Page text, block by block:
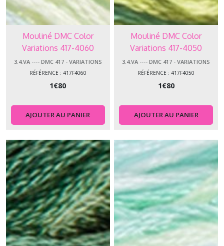
Mouliné DMC Color
Variations 417-4060
3.4.VA ---- DMC 417 - VARIATIONS
RÉFÉRENCE : 417F4060
1€80
AJOUTER AU PANIER
Mouliné DMC Color
Variations 417-4050
3.4.VA ---- DMC 417 - VARIATIONS
RÉFÉRENCE : 417F4050
1€80
AJOUTER AU PANIER